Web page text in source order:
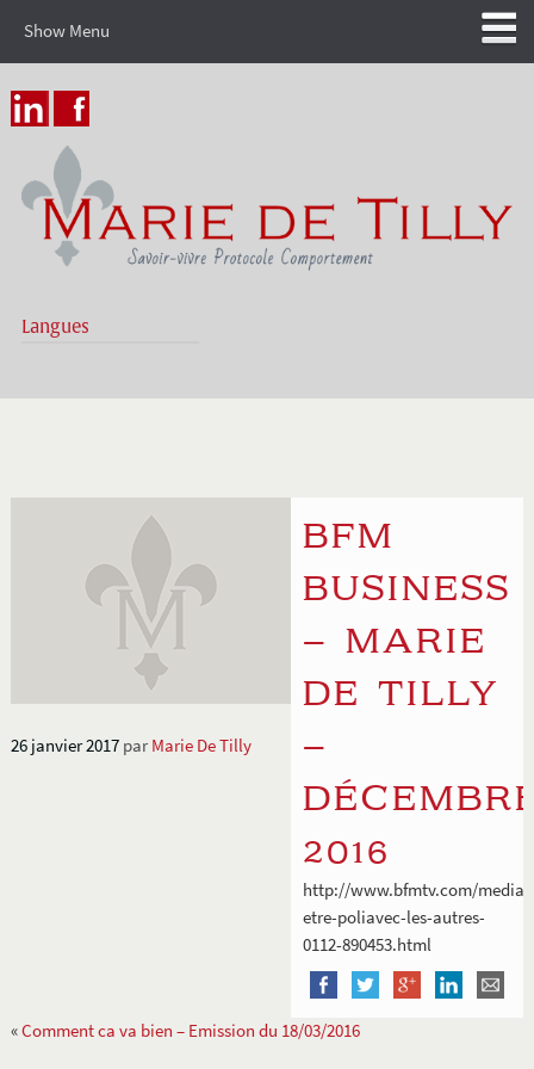
Show Menu
Langues
26 janvier 2017par Marie De Tilly
BFM
BUSINESS
– MARIE
DE TILLY
–
2016
http://www.bfmtv.com/
etre-poliavec-les-autres-
0112-890453.html
«Comment ca va bien – Emission du 18/03/2016